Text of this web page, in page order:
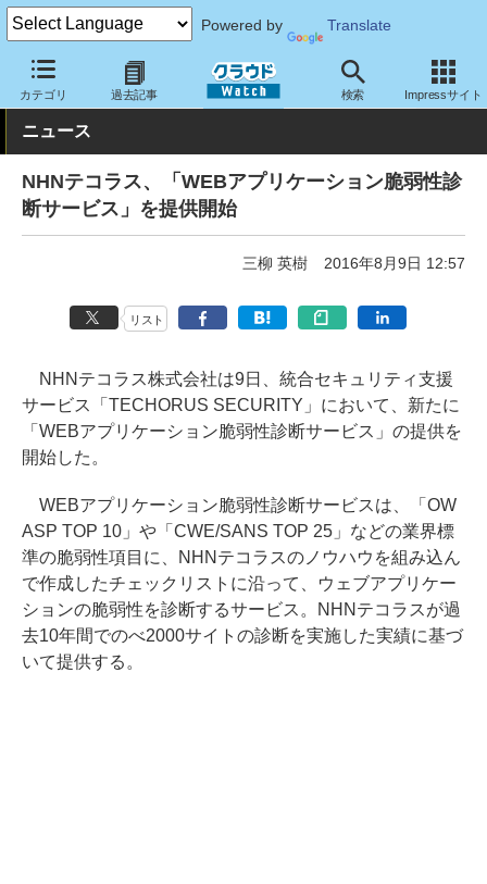
Powered by Translate
カテゴリ 過去記事 検索 Impressサイト
クラウド Watch セキュリティ セキュリティサービス
ニュース
NHNテコラス、「WEBアプリケーション脆弱性診
断サービス」を提供開始
三柳 英樹 2016年8月9日 12:57
リスト
NHNテコラス株式会社は9日、統合セキュリティ支援
サービス「TECHORUS SECURITY」において、新たに
「WEBアプリケーション脆弱性診断サービス」の提供を
開始した。
WEBアプリケーション脆弱性診断サービスは、「OW
ASP TOP 10」や「CWE/SANS TOP 25」などの業界標
準の脆弱性項目に、NHNテコラスのノウハウを組み込ん
で作成したチェックリストに沿って、ウェブアプリケー
ションの脆弱性を診断するサービス。NHNテコラスが過
去10年間でのべ2000サイトの診断を実施した実績に基づ
いて提供する。